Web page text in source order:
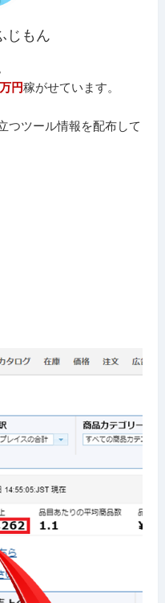
じもん
円稼がせています。
つツール情報を配布して